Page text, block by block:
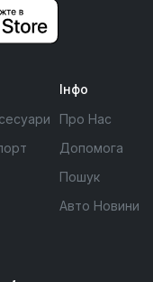
Інфо
Про Нас
Допомога
Пошук
Авто Новини